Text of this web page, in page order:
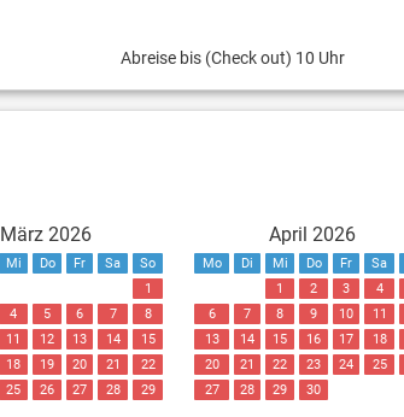
Abreise bis (Check out) 10 Uhr
März 2026
Mi Do Fr Sa
So
1
4 5 6 7
8
11 12 13 14
15
18 19 20 21
22
25 26 27 28
29
April 2026
Mo Di Mi Do Fr Sa
1
2 3 4
6
7 8 9 10 11
13
14 15 16 17 18
20
21 22 23 24 25
27
28 29 30